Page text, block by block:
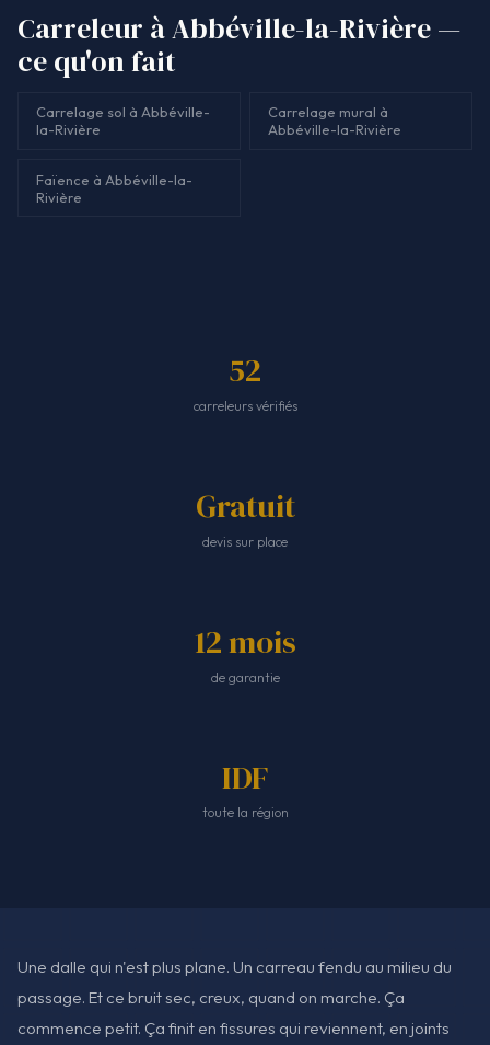
Carreleur à Abbéville-la-Rivière —
ce qu'on fait
Carrelage sol à Abbéville-
la-Rivière
Carrelage mural à
Abbéville-la-Rivière
Faïence à Abbéville-la-
Rivière
52
carreleurs vérifiés
Gratuit
devis sur place
12 mois
de garantie
IDF
toute la région
Une dalle qui n'est plus plane. Un carreau fendu au milieu du
passage. Et ce bruit sec, creux, quand on marche. Ça
commence petit. Ça finit en fissures qui reviennent, en joints